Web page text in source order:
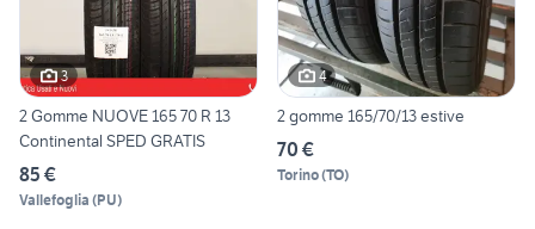
3
2 Gomme NUOVE 165 70 R 13
Continental SPED GRATIS
85 €
Vallefoglia (PU)
4
2 gomme 165/70/13 estive
70 €
Torino(TO)